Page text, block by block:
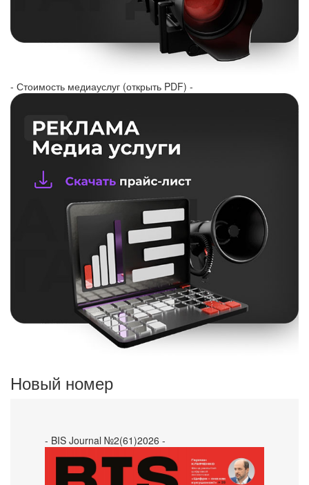
- Стоимость медиауслуг (открыть PDF) -
Новый номер
- BIS Journal №2(61)2026 -